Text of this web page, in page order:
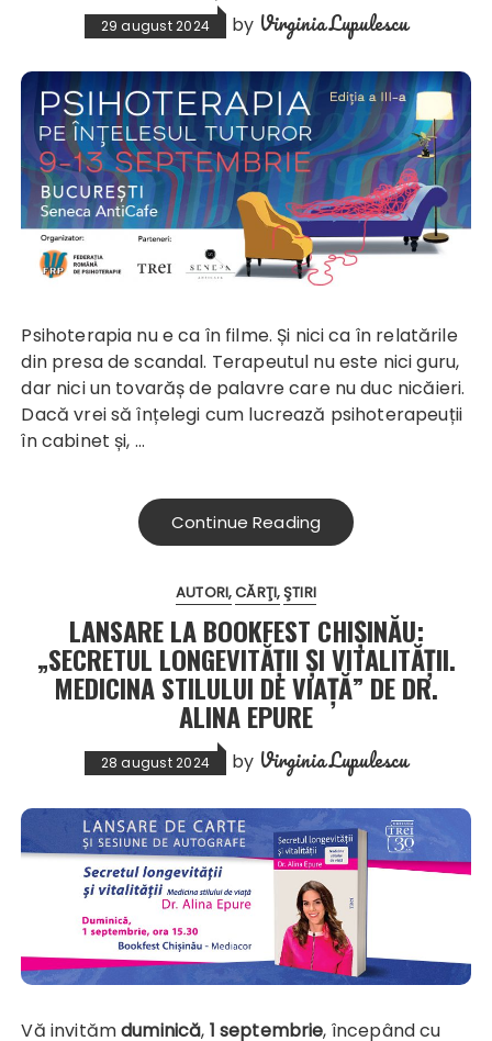
29 august 2024 by Virginia Lupulescu
Psihoterapia nu e ca în filme. Și nici ca în relatările
din presa de scandal. Terapeutul nu este nici guru,
dar nici un tovarăș de palavre care nu duc nicăieri.
Dacă vrei să înțelegi cum lucrează psihoterapeuții
în cabinet și, …
Continue Reading
AUTORI CĂRŢI ŞTIRI
LANSARE LA BOOKFEST CHIȘINĂU:
„SECRETUL LONGEVITĂȚII ȘI VITALITĂȚII.
MEDICINA STILULUI DE VIAȚĂ” DE DR.
ALINA EPURE
28 august 2024 by Virginia Lupulescu
Vă invitămduminică, 1 septembrie, începând cu